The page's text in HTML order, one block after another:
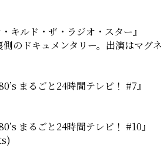
キルド・ザ・ラジオ・スター』
のドキュメンタリー。出演はマグネ
まるごと24時間テレビ！ #7』
まるごと24時間テレビ！ #10』